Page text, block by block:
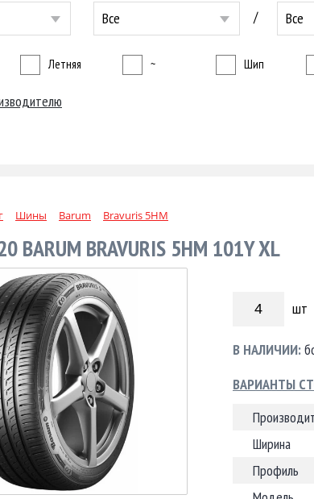
Все
/
Все
Летняя ~ Шип
Шины Barum Bravuris 5HM
BARUM BRAVURIS 5HM 101Y XL
шт
В НАЛИЧИИ:
ВАРИАНТЫ
Ширина
Профиль